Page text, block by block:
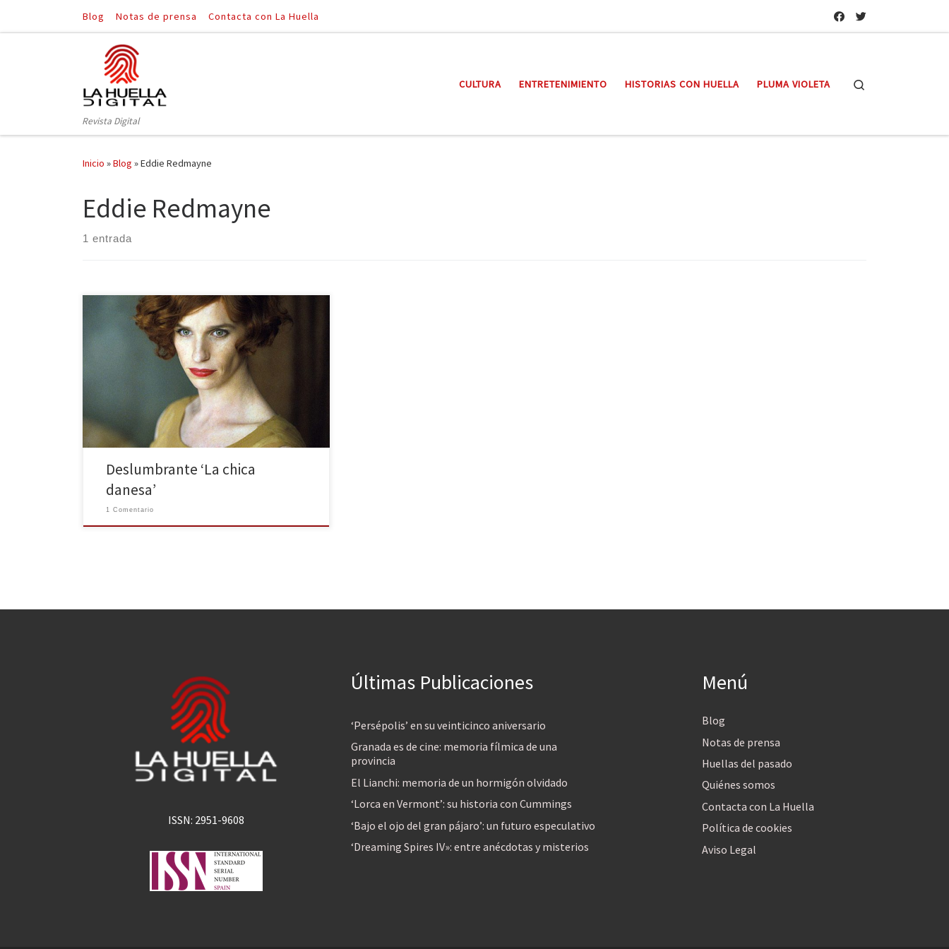
Saltar al contenido
Blog Notas de prensa Contacta con La Huella
Revista Digital
CULTURA ENTRETENIMIENTO HISTORIAS CON HUELLA PLUMA VIOLETA
Inicio »Blog »Eddie Redmayne
Eddie Redmayne
1 entrada
Desde el día 15 de enero podemos disfrutar en cines
de La chica Danesa, una película biográfica dirigida
por Tom Hooper (Los miserables, El discurso del rey) y
protagonizada por Eddie Redmayne (La teoría del
todo, Los pilares de la tierra) y Alicia Vikander (Ex
Machina, Anna Karenina). El largometraje […]
Deslumbrante ‘La chica
danesa’
1 Comentario
ISSN: 2951-9608
Últimas Publicaciones
‘Persépolis’ en su veinticinco aniversario
Granada es de cine: memoria fílmica de una
provincia
El Lianchi: memoria de un hormigón olvidado
‘Lorca en Vermont’: su historia con Cummings
‘Bajo el ojo del gran pájaro’: un futuro especulativo
‘Dreaming Spires IV»: entre anécdotas y misterios
Menú
Blog
Notas de prensa
Huellas del pasado
Quiénes somos
Contacta con La Huella
Política de cookies
Aviso Legal